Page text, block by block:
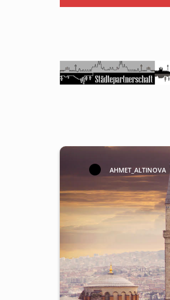
AHMET_ALTINOVA